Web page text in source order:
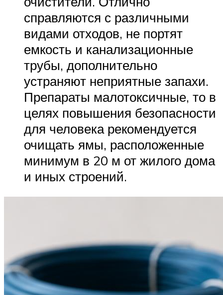
справляются с различными
видами отходов, не портят
емкость и канализационные
трубы, дополнительно
устраняют неприятные запахи.
Препараты малотоксичные, то в
целях повышения безопасности
для человека рекомендуется
очищать ямы, расположенные
минимум в 20 м от жилого дома
и иных строений.